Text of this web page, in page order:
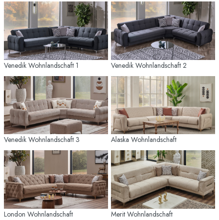
Venedik Wohnlandschaft 1 Venedik Wohnlandschaft 2
Venedik Wohnlandschaft 3 Alaska Wohnlandschaft
London Wohnlandschaft Merit Wohnlandschaft